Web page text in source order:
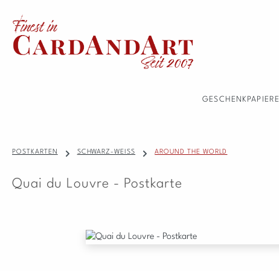
Hauptinhalt springen
Zur Suche springen
Zur Hauptnavigation springen
GESCHENKPAPIERE
POSTKARTEN SCHWARZ-WEISS AROUND THE WORLD
Quai du Louvre - Postkarte
Bildergalerie überspringen